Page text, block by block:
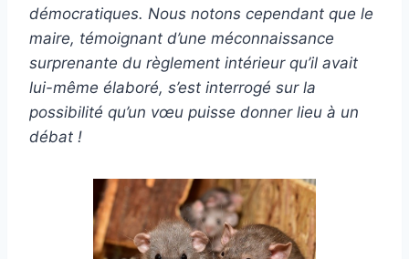
démocratiques. Nous notons cependant que le
maire, témoignant d’une méconnaissance
surprenante du règlement intérieur qu’il avait
lui-même élaboré, s’est interrogé sur la
possibilité qu’un vœu puisse donner lieu à un
débat !